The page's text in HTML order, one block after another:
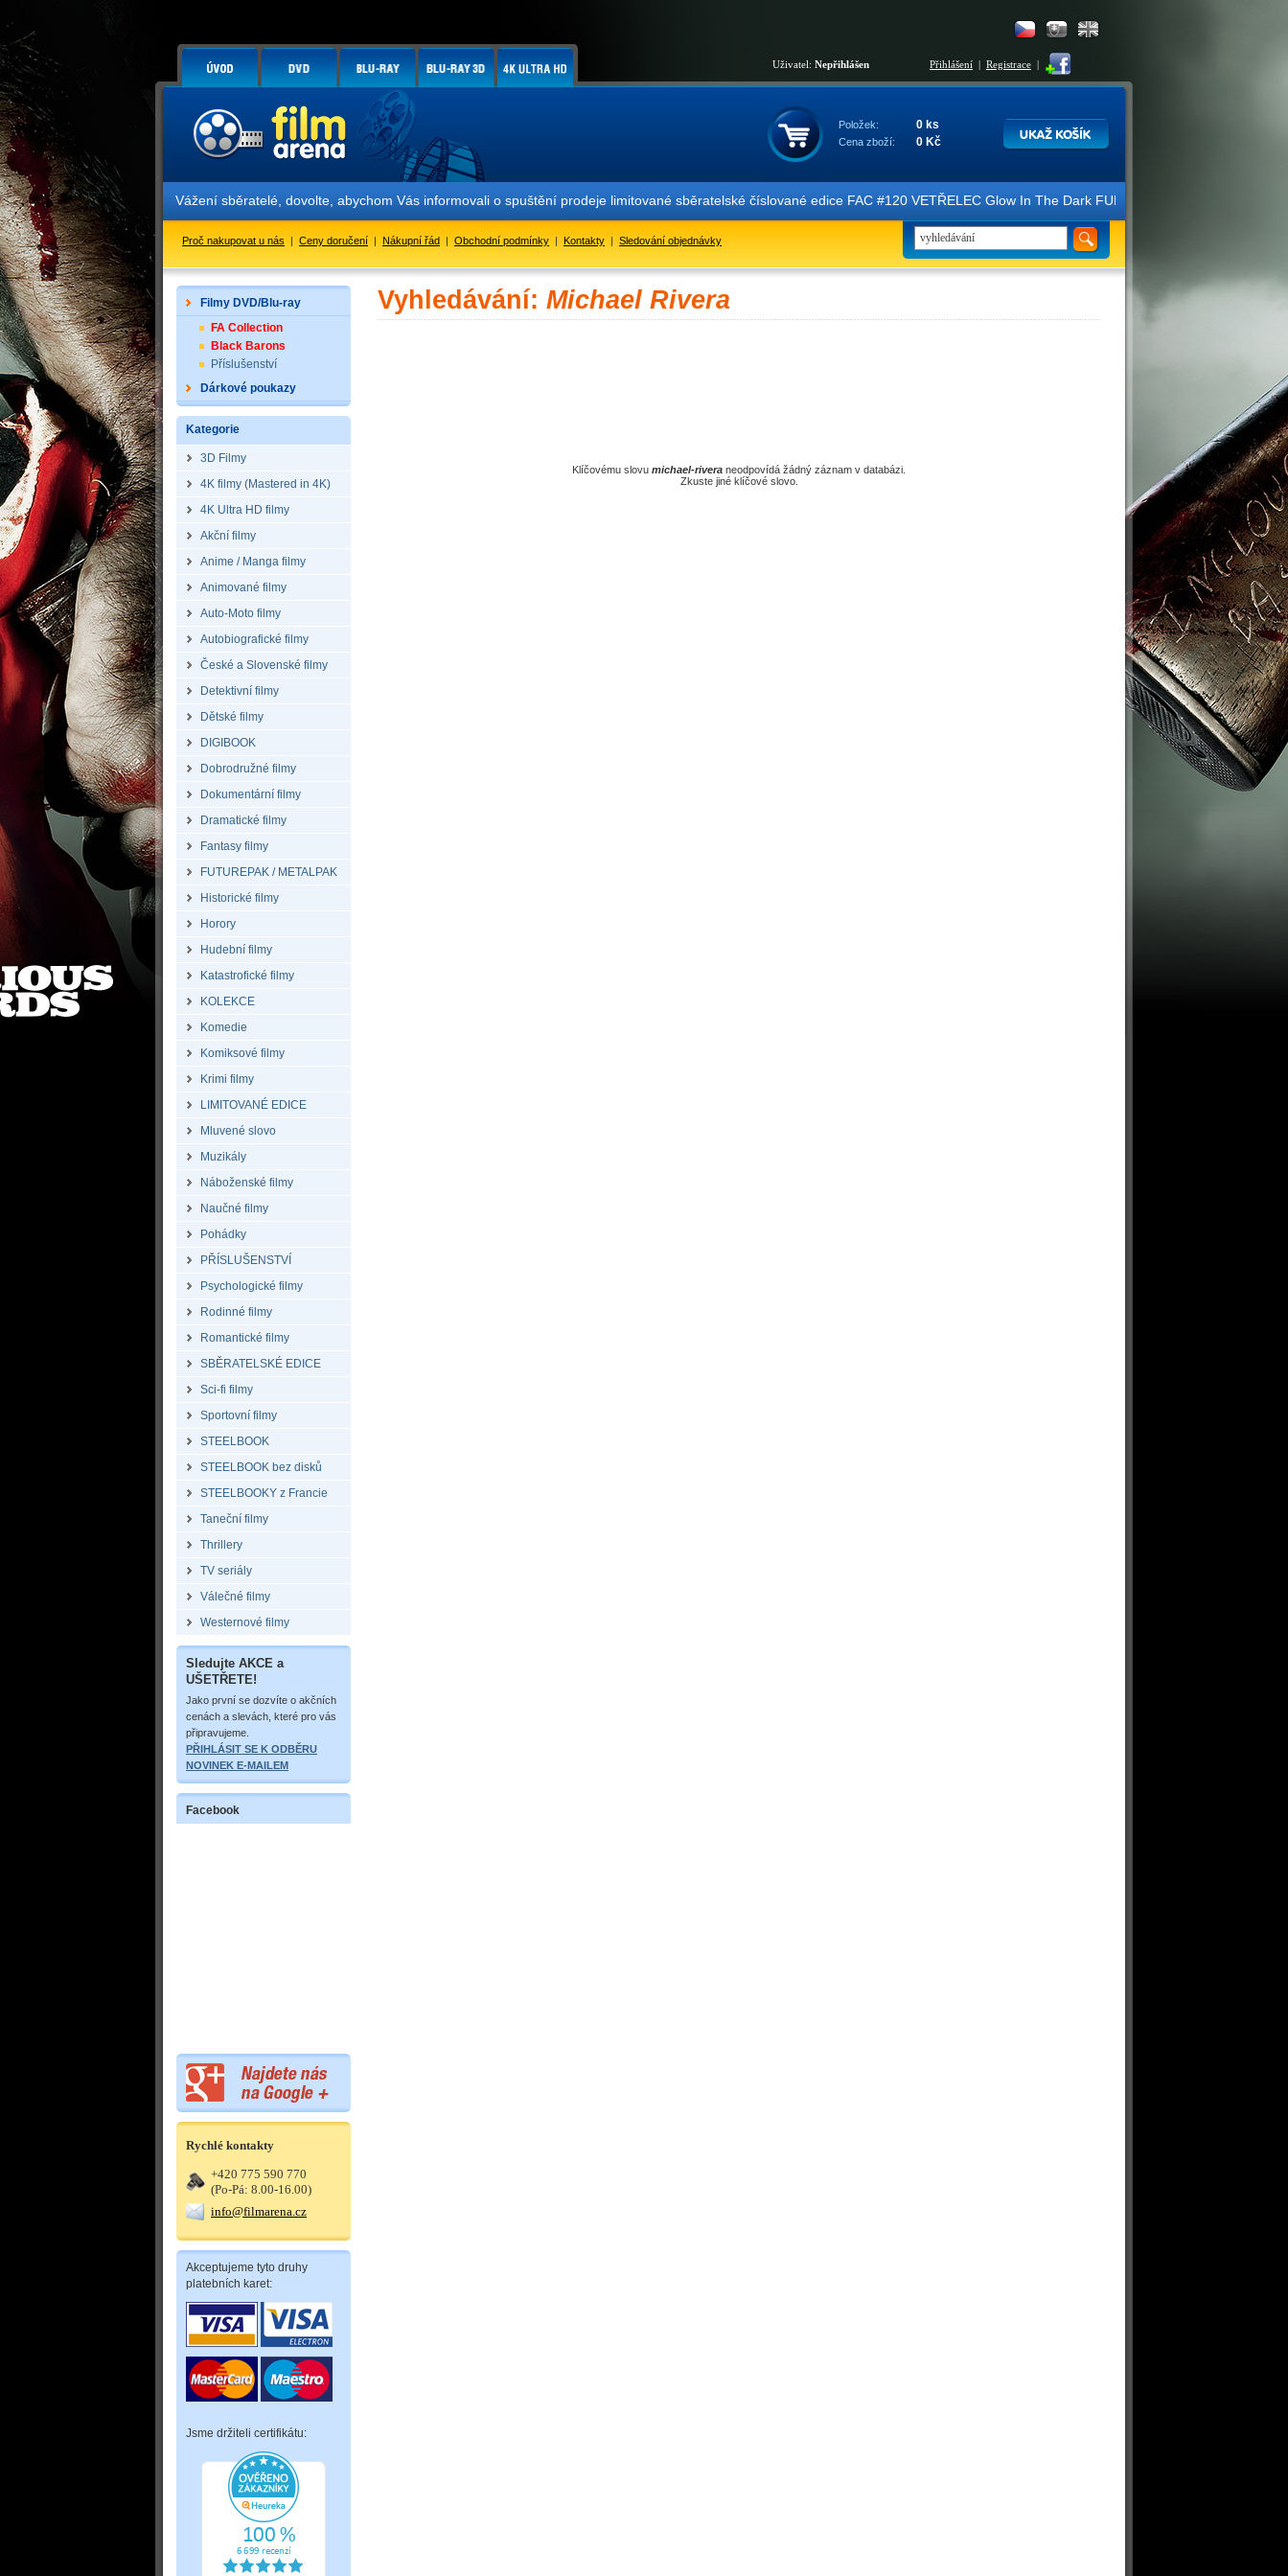
Uživatel: Nepřihlášen Přihlášení | Registrace |
Položek: 0 ks
Cena zboží: 0 Kč
Vážení sběratelé, dovolte, abychom Vás informovali o spuštění prodeje limitované sběratelské číslované edice FAC #120 VETŘELEC Glow In The Dark FULLSLIP XL EDITION #3
Proč nakupovat u nás | Ceny doručení | Nákupní řád | Obchodní podmínky | Kontakty | Sledování objednávky
Filmy DVD/Blu-ray
FA Collection
Black Barons
Příslušenství
Dárkové poukazy
Kategorie
3D Filmy
4K filmy (Mastered in 4K)
4K Ultra HD filmy
Akční filmy
Anime / Manga filmy
Animované filmy
Auto-Moto filmy
Autobiografické filmy
České a Slovenské filmy
Detektivní filmy
Dětské filmy
DIGIBOOK
Dobrodružné filmy
Dokumentární filmy
Dramatické filmy
Fantasy filmy
FUTUREPAK / METALPAK
Historické filmy
Horory
Hudební filmy
Katastrofické filmy
KOLEKCE
Komedie
Komiksové filmy
Krimi filmy
LIMITOVANÉ EDICE
Mluvené slovo
Muzikály
Náboženské filmy
Naučné filmy
Pohádky
PŘÍSLUŠENSTVÍ
Psychologické filmy
Rodinné filmy
Romantické filmy
SBĚRATELSKÉ EDICE
Sci-fi filmy
Sportovní filmy
STEELBOOK
STEELBOOK bez disků
STEELBOOKY z Francie
Taneční filmy
Thrillery
TV seriály
Válečné filmy
Westernové filmy
Sledujte AKCE a
UŠETŘETE!
Jako první se dozvíte o akčních
cenách a slevách, které pro vás
připravujeme.
PŘIHLÁSIT SE K ODBĚRU
NOVINEK E-MAILEM
Facebook
Rychlé kontakty
+420 775 590 770
(Po-Pá: 8.00-16.00)
info@filmarena.cz
Akceptujeme tyto druhy
platebních karet:
Jsme držiteli certifikátu:
Vyhledávání: Michael Rivera
Klíčovému slovu michael-rivera neodpovídá žádný záznam v databázi.
Zkuste jiné klíčové slovo.